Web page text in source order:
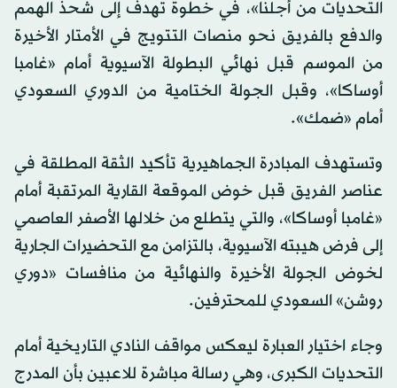
التحديات من أجلنا»، في خطوة تهدف إلى شحذ الهمم
والدفع بالفريق نحو منصات التتويج في الأمتار الأخيرة
من الموسم قبل نهائي البطولة الآسيوية أمام «غامبا
أوساكا»، وقبل الجولة الختامية من الدوري السعودي
أمام «ضمك».
وتستهدف المبادرة الجماهيرية تأكيد الثقة المطلقة في
عناصر الفريق قبل خوض الموقعة القارية المرتقبة أمام
«غامبا أوساكا»، والتي يتطلع من خلالها الأصفر العاصمي
إلى فرض هيبته الآسيوية، بالتزامن مع التحضيرات الجارية
لخوض الجولة الأخيرة والنهائية من منافسات «دوري
روشن» السعودي للمحترفين.
وجاء اختيار العبارة ليعكس مواقف النادي التاريخية أمام
التحديات الكبرى، وهي رسالة مباشرة للاعبين بأن المدرج